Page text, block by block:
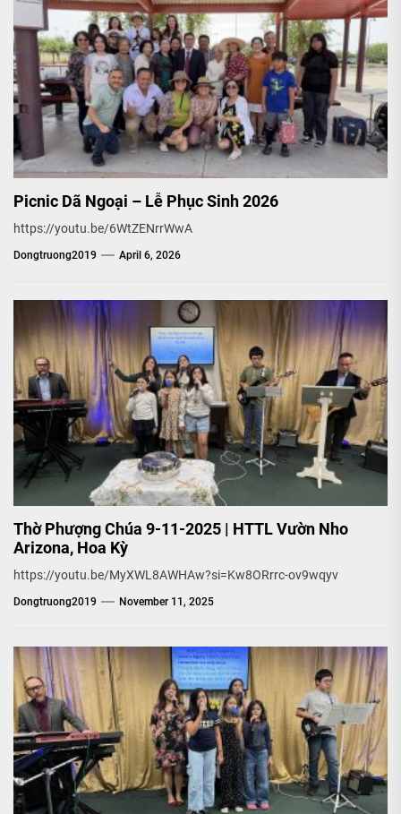
Picnic Dã Ngoại – Lễ Phục Sinh 2026
https://youtu.be/6WtZENrrWwA
Dongtruong2019 April 6, 2026
Thờ Phượng Chúa 9-11-2025 | HTTL Vườn Nho
Arizona, Hoa Kỳ
https://youtu.be/MyXWL8AWHAw?si=Kw8ORrrc-ov9wqyv
Dongtruong2019 November 11, 2025